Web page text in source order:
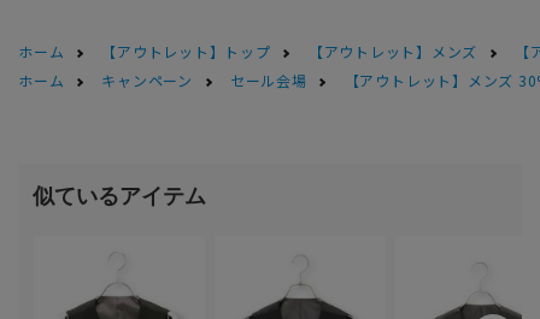
ホーム 【アウトレット】トップ 【アウトレット】メンズ
ホーム
キャンペーン セール会場 【アウトレット】メンズ